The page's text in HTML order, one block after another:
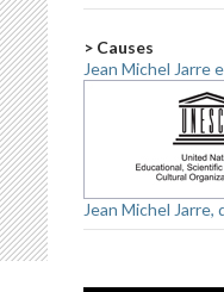
> Causes
Jean Michel Jarre
Jean Michel